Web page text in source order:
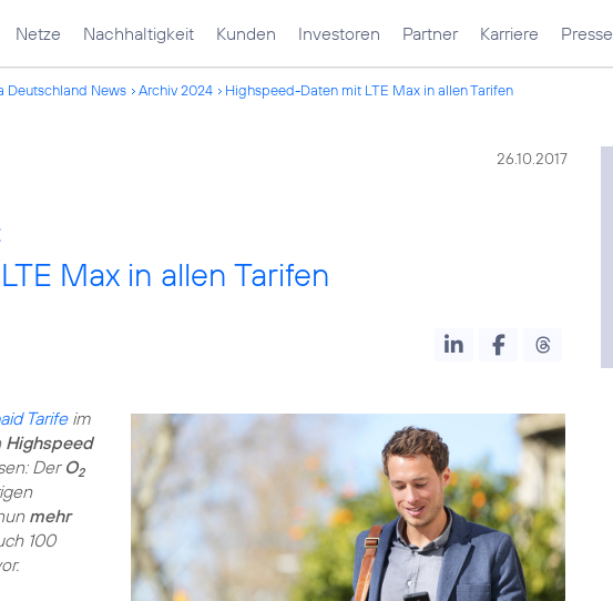
Netze Nachhaltigkeit Kunden Investoren Partner Karriere Presse
Deutschland News Archiv 2024 Highspeed-Daten mit LTE Max in allen Tarifen
26.10.2017
Max in allen Tarifen
Tarifeim
Highspeed
Der O2
mehr
100